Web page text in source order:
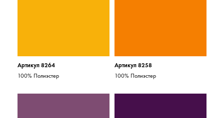
Артикул 8264
100% Полиэстер
Артикул 8258
100% Полиэстер